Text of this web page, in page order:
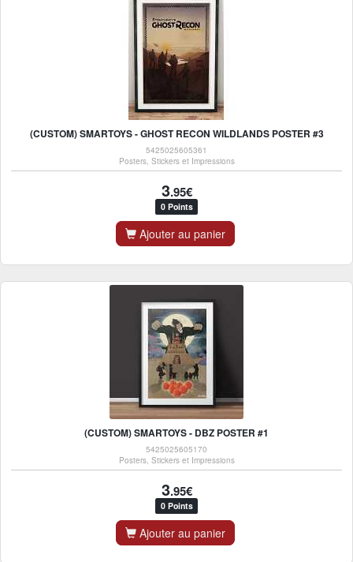
(CUSTOM) SMARTOYS - GHOST RECON WILDLANDS POSTER #3
5425025605361
Posters, Stickers et Impressions
3.95€
0 Points
Ajouter au panier
(CUSTOM) SMARTOYS - DBZ POSTER #1
5425025605170
Posters, Stickers et Impressions
3.95€
0 Points
Ajouter au panier